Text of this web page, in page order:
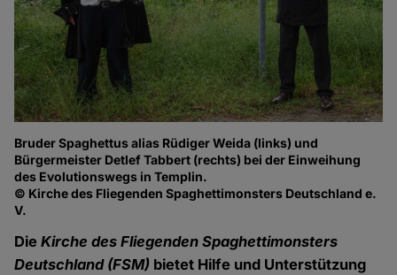
Bruder Spaghettus alias Rüdiger Weida (links) und
Bürgermeister Detlef Tabbert (rechts) bei der Einweihung
des Evolutionswegs in Templin.
© Kirche des Fliegenden Spaghettimonsters Deutschland e.
V.
DieKirche des Fliegenden Spaghettimonsters
Deutschland (FSM) bietet Hilfe und Unterstützung